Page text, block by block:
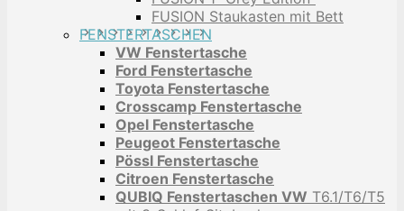
FUSION Staukasten mit Bett
FENSTERTASCHEN
VW Fenstertasche
Ford Fenstertasche
Toyota Fenstertasche
Crosscamp Fenstertasche
Opel Fenstertasche
Peugeot Fenstertasche
Pössl Fenstertasche
Citroen Fenstertasche
QUBIQ Fenstertaschen VW T6.1/T6/T5